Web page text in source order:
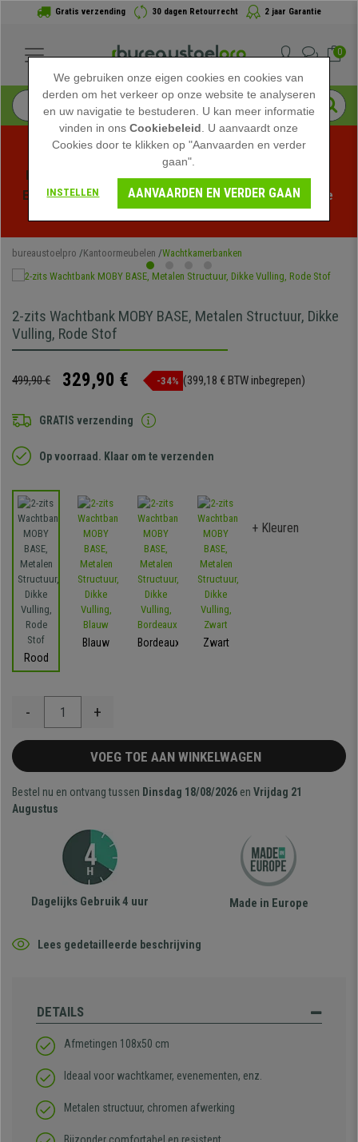
Gratis verzending 30 dagen Retourrecht 2 jaar Garantie
0
Profiteer van de Zomeruitverkoop bij bureaustoelpro!
Exclusieve kortingen voor een beperkte tijd - Bekijk de
bureaustoelpro Kantoormeubelen Wachtkamerbanken
2-zits Wachtbank MOBY BASE, Metalen Structuur, Dikke
Vulling, Rode Stof
499,90 € 329,90 € -34% (399,18 € BTW inbegrepen)
GRATIS verzending
Op voorraad. Klaar om te verzenden
Rood
Blauw Bordeaux Zwart
+ Kleuren
- +
VOEG TOE AAN WINKELWAGEN
Bestel nu en ontvang tussen Dinsdag 18/08/2026 en Vrijdag 21
Augustus
Dagelijks Gebruik 4 uur Made in Europe
Lees gedetailleerde beschrijving
DETAILS
Afmetingen 108x50 cm
Ideaal voor wachtkamer, evenementen, enz.
Metalen structuur, chromen afwerking
We gebruiken onze eigen cookies en cookies van
derden om het verkeer op onze website te analyseren
en uw navigatie te bestuderen. U kan meer informatie
vinden in onsCookiebeleid . U aanvaardt onze
Cookies door te klikken op "Aanvaarden en verder
gaan".
INSTELLEN AANVAARDEN EN VERDER GAAN